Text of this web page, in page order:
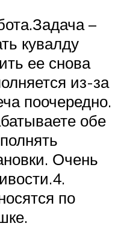
–
кувалду
ее снова
из-за
поочередно.
обе
Очень
по